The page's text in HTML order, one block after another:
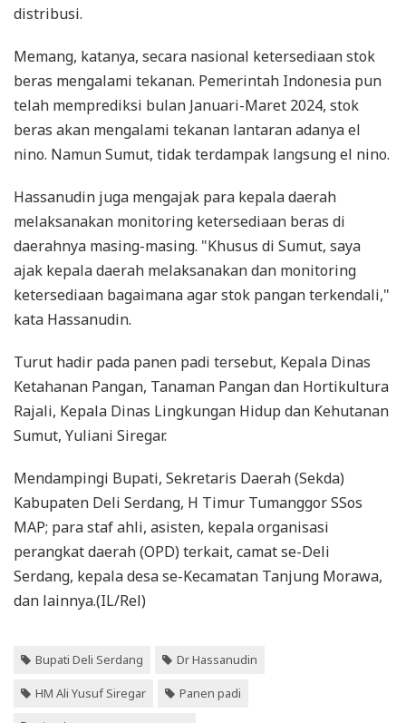
distribusi.
Memang, katanya, secara nasional ketersediaan stok
beras mengalami tekanan. Pemerintah Indonesia pun
telah memprediksi bulan Januari-Maret 2024, stok
beras akan mengalami tekanan lantaran adanya el
nino. Namun Sumut, tidak terdampak langsung el nino.
Hassanudin juga mengajak para kepala daerah
melaksanakan monitoring ketersediaan beras di
daerahnya masing-masing. "Khusus di Sumut, saya
ajak kepala daerah melaksanakan dan monitoring
ketersediaan bagaimana agar stok pangan terkendali,"
kata Hassanudin.
Turut hadir pada panen padi tersebut, Kepala Dinas
Ketahanan Pangan, Tanaman Pangan dan Hortikultura
Rajali, Kepala Dinas Lingkungan Hidup dan Kehutanan
Sumut, Yuliani Siregar.
Mendampingi Bupati, Sekretaris Daerah (Sekda)
Kabupaten Deli Serdang, H Timur Tumanggor SSos
MAP; para staf ahli, asisten, kepala organisasi
perangkat daerah (OPD) terkait, camat se-Deli
Serdang, kepala desa se-Kecamatan Tanjung Morawa,
dan lainnya.(IL/Rel)
Bupati Deli Serdang Dr Hassanudin
HM Ali Yusuf Siregar Panen padi